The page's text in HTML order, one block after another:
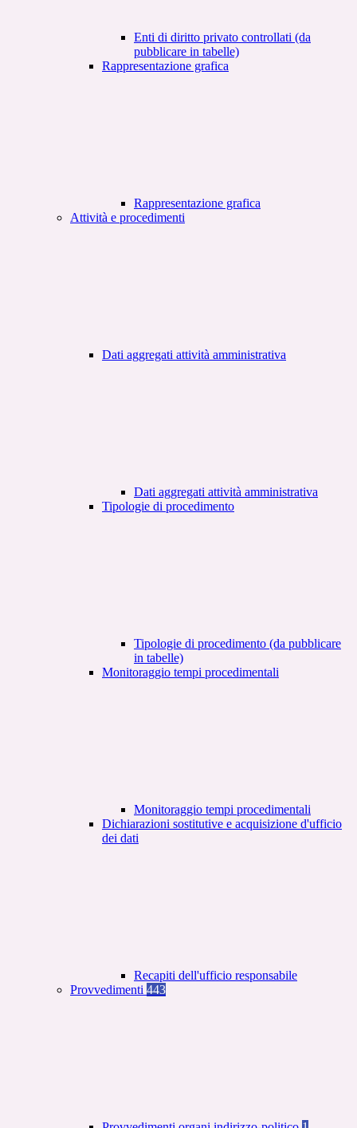
Enti di diritto privato controllati (da
pubblicare in tabelle)
Rappresentazione grafica
Rappresentazione grafica
Attività e procedimenti
Dati aggregati attività amministrativa
Dati aggregati attività amministrativa
Tipologie di procedimento
Tipologie di procedimento (da pubblicare
in tabelle)
Monitoraggio tempi procedimentali
Monitoraggio tempi procedimentali
Dichiarazioni sostitutive e acquisizione d'ufficio
dei dati
Recapiti dell'ufficio responsabile
Provvedimenti 443